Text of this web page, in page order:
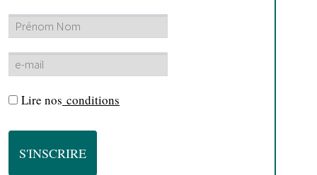
Lire nos conditions